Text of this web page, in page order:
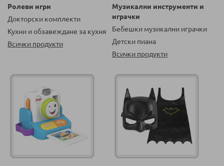
Ролеви игри
Докторски комплекти
Кухни и обзавеждане за кухня
Всички продукти
Музикални инструменти и
играчки
Бебешки музикални играчки
Детски пиана
Всички продукти